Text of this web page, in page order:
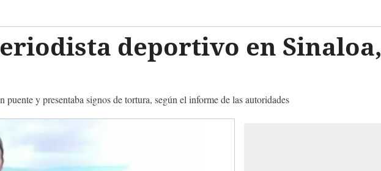
deportivo en Sinaloa,
y presentaba signos de tortura, según el informe de las autoridades